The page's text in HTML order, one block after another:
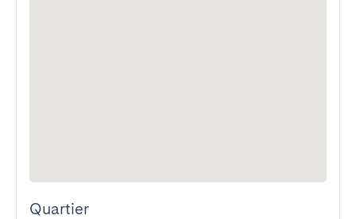
Quartier